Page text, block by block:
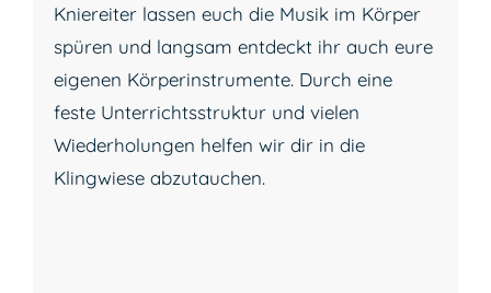
Kniereiter lassen euch die Musik im Körper
spüren und langsam entdeckt ihr auch eure
eigenen Körperinstrumente. Durch eine
feste Unterrichtsstruktur und vielen
Wiederholungen helfen wir dir in die
Klingwiese abzutauchen.